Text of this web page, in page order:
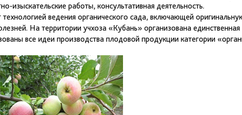
изыскательские работы, консультативная деятельность.
технологией ведения органического сада, включающей
На территории учхоза «Кубань» организована
все идеи производства плодовой продукции категории